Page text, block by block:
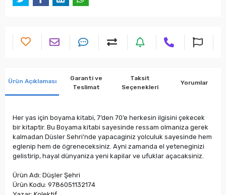
Ürün Açıklaması
Garanti ve
Teslimat
Taksit
Seçenekleri
Yorumlar
Her yas için boyama kitabi, 7’den 70’e herkesin ilgisini çekecek
bir kitaptir. Bu Boyama kitabi sayesinde ressam olmaniza gerek
kalmadan Düsler Sehri’nde yapacaginiz yolculuk sayesinde hem
eglenip hem de ögreneceksiniz. Ayni zamanda el yeteneginizi
gelistirip, hayal dünyaniza yeni kapilar ve ufuklar açacaksiniz.
Ürün Adı: Düşler Şehri
Ürün Kodu: 9786051132174